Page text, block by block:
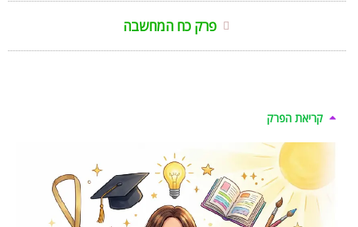
פרק כח המחשבה
קריאת הפרק